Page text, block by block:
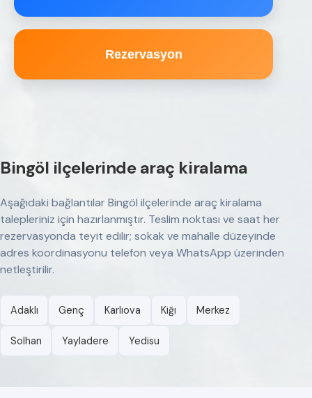
Rezervasyon
Bingöl ilçelerinde araç kiralama
Aşağıdaki bağlantılar Bingöl ilçelerinde araç kiralama
talepleriniz için hazırlanmıştır. Teslim noktası ve saat her
rezervasyonda teyit edilir; sokak ve mahalle düzeyinde
adres koordinasyonu telefon veya WhatsApp üzerinden
netleştirilir.
Adaklı Genç Karlıova Kiğı Merkez
Solhan Yayladere Yedisu